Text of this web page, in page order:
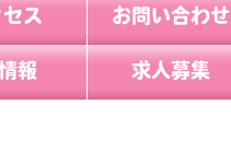
セス お問い合わせ
報 求人募集